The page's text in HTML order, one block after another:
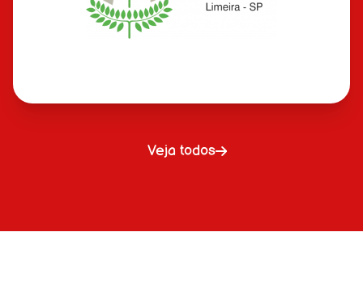
Veja todos